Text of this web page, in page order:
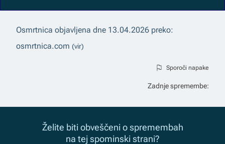
Osmrtnica objavljena dne 13.04.2026 preko:
osmrtnica.com (vir)
Sporoči napake
Zadnje spremembe:
Želite biti obveščeni o spremembah
na tej spominski strani?